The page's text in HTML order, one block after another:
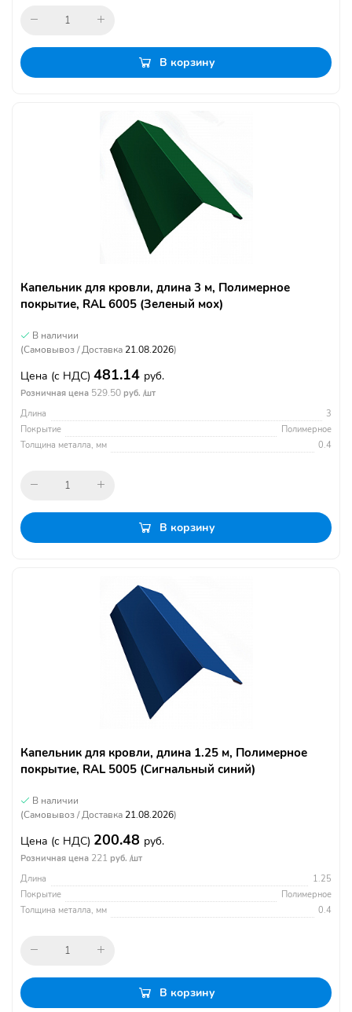
В корзину
Капельник для кровли, длина 3 м, Полимерное
покрытие, RAL 6005 (Зеленый мох)
В наличии
(Самовывоз / Доставка 21.08.2026)
Цена (с НДС) 481.14 руб.
Розничная цена 529.50 руб. /шт
Длина
3
Покрытие
Полимерное
Толщина металла, мм
0.4
В корзину
Капельник для кровли, длина 1.25 м, Полимерное
покрытие, RAL 5005 (Сигнальный синий)
В наличии
(Самовывоз / Доставка 21.08.2026)
Цена (с НДС) 200.48 руб.
Розничная цена 221 руб. /шт
Длина
1.25
Покрытие
Полимерное
Толщина металла, мм
0.4
В корзину